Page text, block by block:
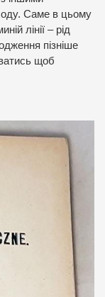
Саме в цьому
лінії – рід
пізніше
щоб